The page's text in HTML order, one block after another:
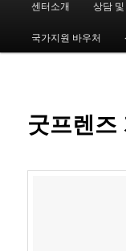
뉴
첫
번
컨
센터소개 상담
국가지원 바우처
굿프렌즈